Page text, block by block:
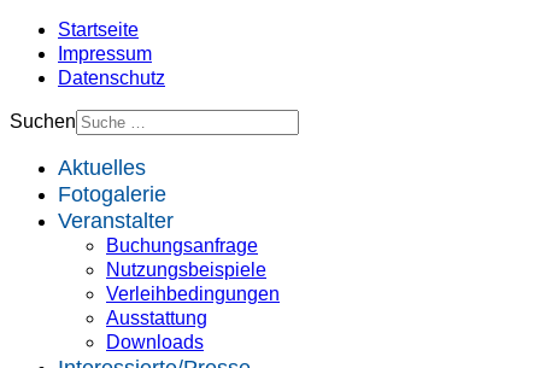
Startseite
Impressum
Datenschutz
Suchen
Aktuelles
Fotogalerie
Veranstalter
Buchungsanfrage
Nutzungsbeispiele
Verleihbedingungen
Ausstattung
Downloads